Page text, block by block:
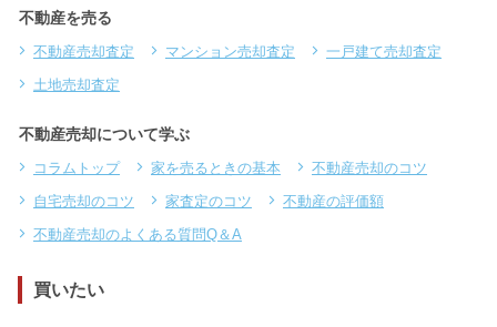
不動産を売る
不動産売却査定 マンション売却査定
一戸建て売却査定
土地売却査定
不動産売却について学ぶ
コラムトップ 家を売るときの基本
不動産売却のコツ
自宅売却のコツ
家査定のコツ
不動産の評価額
不動産売却のよくある質問Q＆A
買いたい